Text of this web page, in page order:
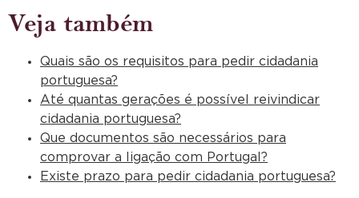
Veja também
Quais são os requisitos para pedir cidadania
portuguesa?
Até quantas gerações é possível reivindicar
cidadania portuguesa?
Que documentos são necessários para
comprovar a ligação com Portugal?
Existe prazo para pedir cidadania portuguesa?